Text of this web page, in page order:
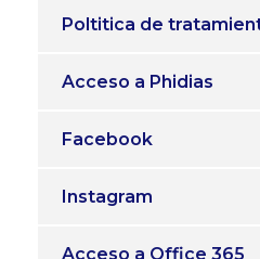
Poltitica de
Acceso a Phidias
Facebook
Instagram
Acceso a Office 365